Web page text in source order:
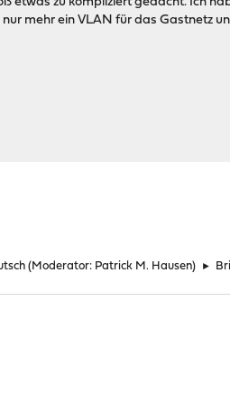
mehr ein VLAN für das Gastnetz
(Moderator: Patrick M. Hausen) ►